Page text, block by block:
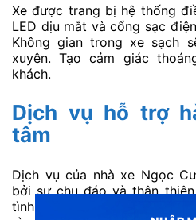
Xe được trang bị hệ thống
LED dịu mắt và cổng sạc
Không gian trong xe sạch
xuyên. Tạo cảm giác
khách.
Dịch vụ hỗ trợ
tâm
Dịch vụ của nhà xe Ngọc
bởi sự chu đáo và thân
tình, hỗ trợ đặt vé, đổi vé